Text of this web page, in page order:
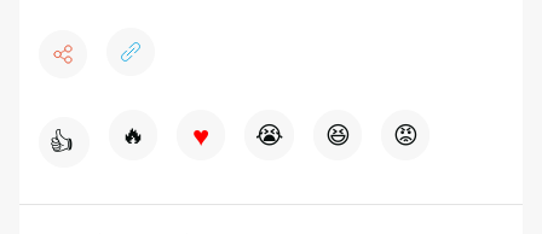
👍 🔥 ♥ 😭 😆 😡